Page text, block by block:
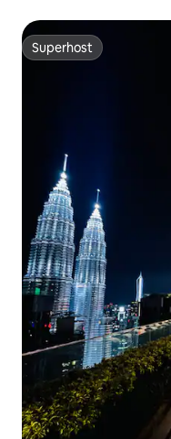
Superhost
Superhost